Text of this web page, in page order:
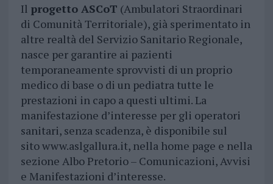
Il progetto ASCoT (Ambulatori Straordinari
di Comunità Territoriale), già sperimentato in
altre realtà del Servizio Sanitario Regionale,
nasce per garantire ai pazienti
temporaneamente sprovvisti di un proprio
medico di base o di un pediatra tutte le
prestazioni in capo a questi ultimi. La
manifestazione d’interesse per gli operatori
sanitari, senza scadenza, è disponibile sul
sito www.aslgallura.it, nella home page e nella
sezione Albo Pretorio – Comunicazioni, Avvisi
e Manifestazioni d’interesse.